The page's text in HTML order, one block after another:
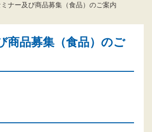
ナー及び商品募集（食品）のご案内
商品募集（食品）のご